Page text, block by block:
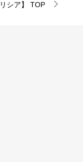
シア】
TOP